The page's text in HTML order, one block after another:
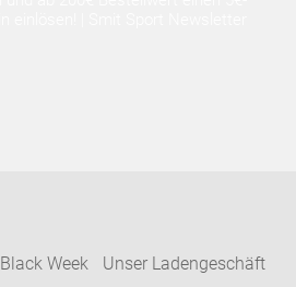
Black Week
Unser Ladengeschäft